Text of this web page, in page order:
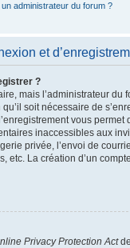
administrateur du forum ?
et
?
mais l’administrateur du
soit nécessaire de
vous permet
inaccessibles aux
privée, l’envoi de
etc. La création d’un
Privacy Protection Act